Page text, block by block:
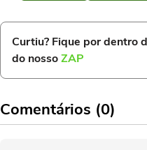
Curtiu? Fique por dentro
do nossoZAP
Comentários (0)